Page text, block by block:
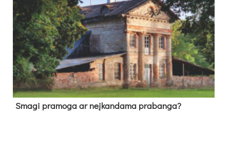
Sma­gi pra­mo­ga ar neį­kan­da­ma pra­ban­ga?